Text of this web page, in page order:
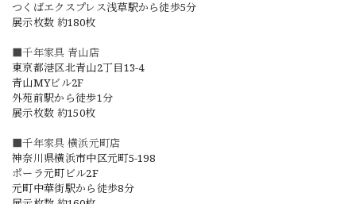
つくばエクスプレス浅草駅から徒歩5分
展示枚数 約180枚
■千年家具 青山店
東京都港区北青山2丁目13-4
青山MYビル2F
外苑前駅から徒歩1分
展示枚数 約150枚
■千年家具 横浜元町店
神奈川県横浜市中区元町5-198
ポーラ元町ビル2F
元町中華街駅から徒歩8分